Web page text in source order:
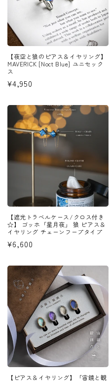
【夜空と狼のピアス＆イヤリング】
MAVERICK [Noct Blue] ユニセック
ス
通
価
¥4,950
【遮光トラベルケース/クロス付き
☆】 ゴッホ「星月夜」 狼 ピアス＆
イヤリング チェーンフープタイプ
通
価
格
¥6,600
【ピアス＆イヤリング】「宙鏡と観